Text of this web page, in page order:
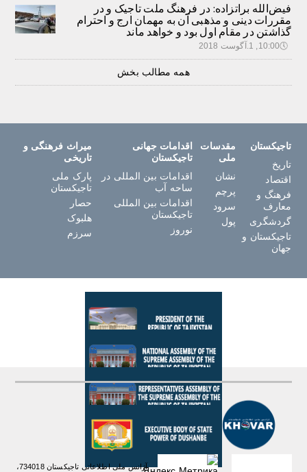
فیض‌الله براتزاده: در فرهنگ ملت تاجیک و در
مقررات دینی و مذهبی آن به مهمان ارج و احترام
گذاشتن در مقام اول بود و خواهد ماند
🕔10:00, 1.آگوست 2018
همه مطالب بخش
تاجیکستان
تاریخ
اقتصاد
فرهنگ و
معارف
گردشگری
تاجیکستان و
جهان
مقدسات
ملی
نشان
پرچم
سرود
پول
اقدامات جهانی
تاجیکستان
اقدامات بین المللی در
ساحه آب
اقدامات بین المللی
تاجیکستان
نوروز
میراث فرهنگی و
تاریخی
پارک ملی
تاجیکستان
حصار
هلبوک
سرزم
آژانس ملی اطلاعاتی تاجیکستان 734018،